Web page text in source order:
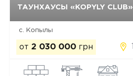
ТАУНХАУСЫ «KOPYLY CLUB»
с. Копылы
от 2 030 000 грн
Да, удалить Отмена